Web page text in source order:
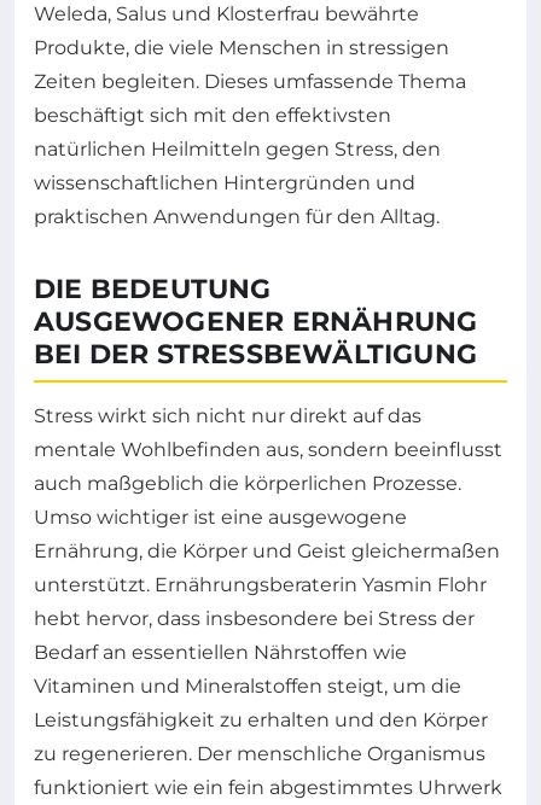
Weleda, Salus und Klosterfrau bewährte
Produkte, die viele Menschen in stressigen
Zeiten begleiten. Dieses umfassende Thema
beschäftigt sich mit den effektivsten
natürlichen Heilmitteln gegen Stress, den
wissenschaftlichen Hintergründen und
praktischen Anwendungen für den Alltag.
DIE BEDEUTUNG
AUSGEWOGENER ERNÄHRUNG
BEI DER STRESSBEWÄLTIGUNG
Stress wirkt sich nicht nur direkt auf das
mentale Wohlbefinden aus, sondern beeinflusst
auch maßgeblich die körperlichen Prozesse.
Umso wichtiger ist eine ausgewogene
Ernährung, die Körper und Geist gleichermaßen
unterstützt. Ernährungsberaterin Yasmin Flohr
hebt hervor, dass insbesondere bei Stress der
Bedarf an essentiellen Nährstoffen wie
Vitaminen und Mineralstoffen steigt, um die
Leistungsfähigkeit zu erhalten und den Körper
zu regenerieren. Der menschliche Organismus
funktioniert wie ein fein abgestimmtes Uhrwerk